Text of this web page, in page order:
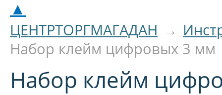
▲
ЦЕНТРТОРГМАГАДАН →
Набор клейм цифровых 3 мм
Набор клейм